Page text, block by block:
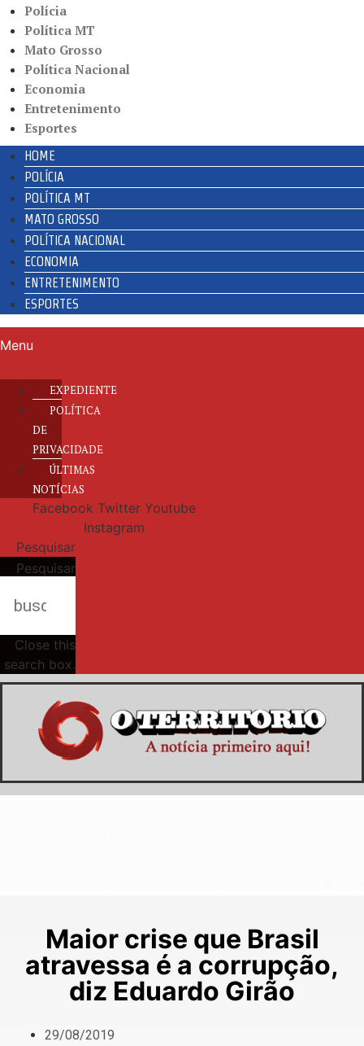
Polícia
Política MT
Mato Grosso
Política Nacional
Economia
Entretenimento
Esportes
HOME
POLÍCIA
POLÍTICA MT
MATO GROSSO
POLÍTICA NACIONAL
ECONOMIA
ENTRETENIMENTO
ESPORTES
Menu
EXPEDIENTE
POLÍTICA
DE
PRIVACIDADE
ÚLTIMAS
NOTÍCIAS
Facebook Twitter Youtube
Instagram
Pesquisar
Pesquisar
Close this
search box.
Maior crise que Brasil
atravessa é a corrupção,
diz Eduardo Girão
29/08/2019